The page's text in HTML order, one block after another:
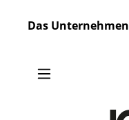
Das Unternehmen